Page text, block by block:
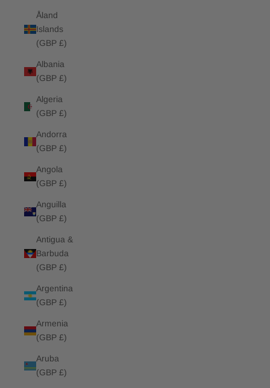
Åland
Islands
(GBP £)
Albania
(GBP £)
Algeria
(GBP £)
Andorra
(GBP £)
Angola
(GBP £)
Anguilla
(GBP £)
Antigua &
Barbuda
(GBP £)
Argentina
(GBP £)
Armenia
(GBP £)
Aruba
(GBP £)